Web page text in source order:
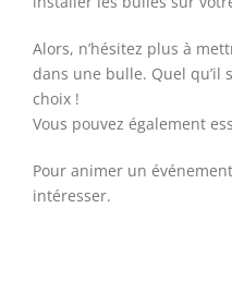
Alors, n’hésitez plus à
dans une bulle. Quel qu’il
choix !
Vous pouvez également
Pour animer un
intéresser.